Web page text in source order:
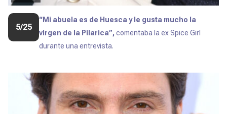
5/25
“Mi abuela es de Huesca y le gusta mucho la
virgen de la Pilarica”,comentaba la exSpice Girl
durante una entrevista.